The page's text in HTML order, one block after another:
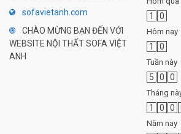
sofavietanh.com
CHÀO MỪNG BẠN ĐẾN VỚI
WEBSITE NỘI THẤT SOFA VIỆT
ANH
1 0
Hôm nay
1 0
Tuần này
5 0 0
Tháng
1 0 0
Năm nay